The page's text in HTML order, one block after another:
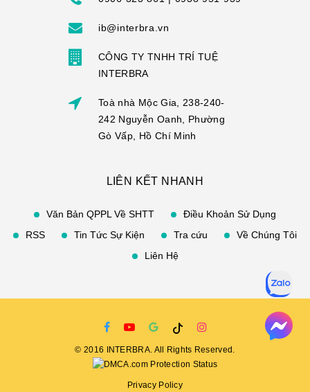
ib@interbra.vn
CÔNG TY TNHH TRÍ TUỆ
INTERBRA
Toà nhà Mộc Gia, 238-240-
242 Nguyễn Oanh, Phường
Gò Vấp, Hồ Chí Minh
LIÊN KẾT NHANH
Văn Bản QPPL Về SHTT
Điều Khoản Sử Dụng
RSS
Tin Tức Sự Kiện Tra cứu
Về Chúng Tôi
Liên Hệ
©2016 INTERBRA. All Rights Reserved.
Privacy Policy